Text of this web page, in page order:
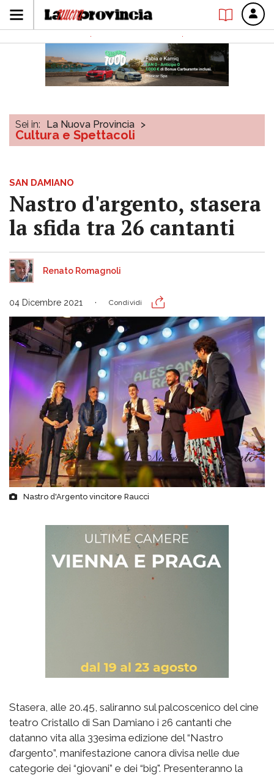
Sei in: La Nuova Provincia >
Cultura e Spettacoli
SAN DAMIANO
Nastro d'argento, stasera
la sfida tra 26 cantanti
Renato Romagnoli
04 Dicembre 2021 Condividi
Nastro d'Argento vincitore Raucci
Stasera, alle 20.45, saliranno sul palcoscenico del cine
teatro Cristallo di San Damiano i 26 cantanti che
datanno vita alla 33esima edizione del “Nastro
d’argento”, manifestazione canora divisa nelle due
categorie dei “giovani” e dei “big". Presenteranno la